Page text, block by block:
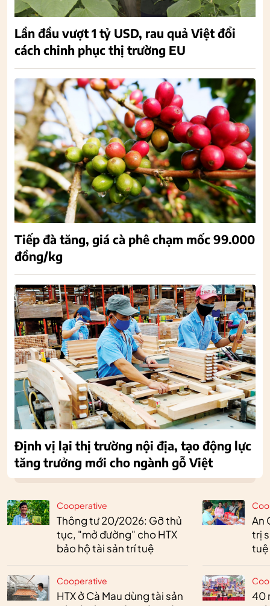
Cooperative
Thông tư 20/2026: Gỡ thủ
tục, "mở đường" cho HTX
bảo hộ tài sản trí tuệ
Cooperative
HTX ở Cà Mau dùng tài sản
An
trị
tuệ
40
Lần đầu vượt 1 tỷ USD, rau quả Việt đổi
cách chinh phục thị trường EU
Tiếp đà tăng, giá cà phê chạm mốc 99.000
đồng/kg
Định vị lại thị trường nội địa, tạo động lực
tăng trưởng mới cho ngành gỗ Việt